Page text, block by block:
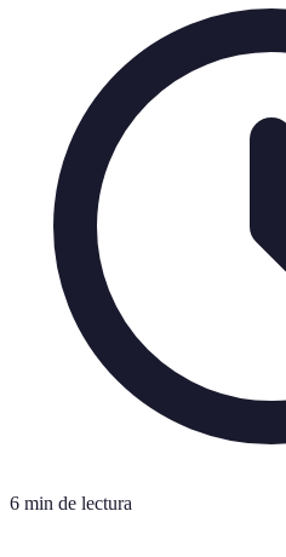
6 min de lectura